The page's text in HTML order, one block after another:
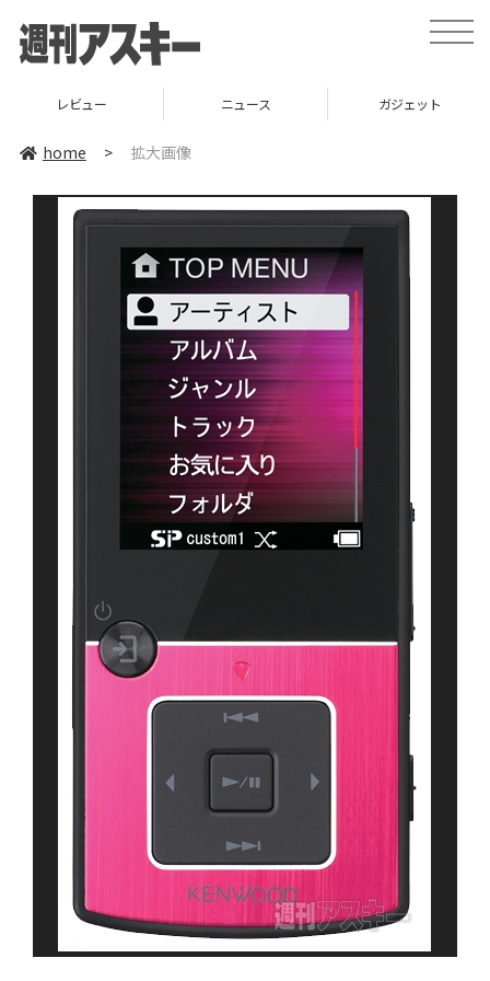
toggle
レビュー ニュース ガジェット
home > 拡大画像